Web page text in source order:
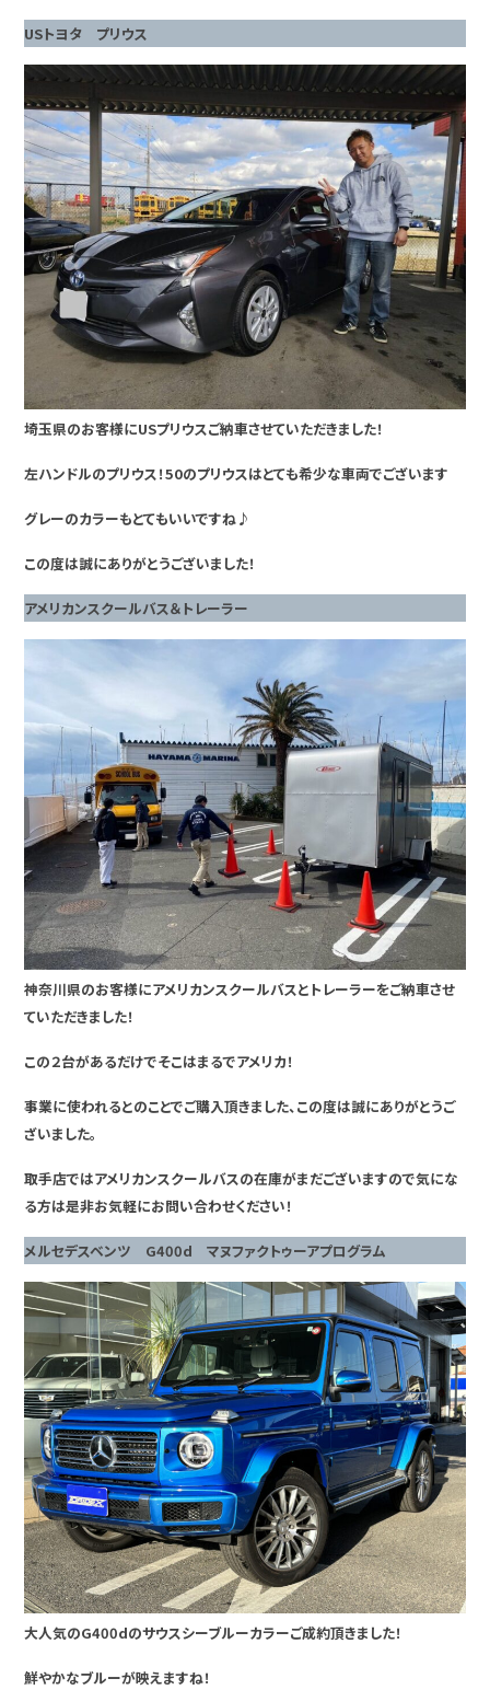
USトヨタ プリウス
埼玉県のお客様にUSプリウスご納車させていただきました！
左ハンドルのプリウス！50のプリウスはとても希少な車両でございます
グレーのカラーもとてもいいですね♪
この度は誠にありがとうございました！
アメリカンスクールバス＆トレーラー
神奈川県のお客様にアメリカンスクールバスとトレーラーをご納車させ
ていただきました！
この２台があるだけでそこはまるでアメリカ！
事業に使われるとのことでご購入頂きました、この度は誠にありがとうご
ざいました。
取手店ではアメリカンスクールバスの在庫がまだございますので気にな
る方は是非お気軽にお問い合わせください！
メルセデスベンツ G400d マヌファクトゥーアプログラム
大人気のG400dのサウスシーブルーカラーご成約頂きました！
鮮やかなブルーが映えますね！